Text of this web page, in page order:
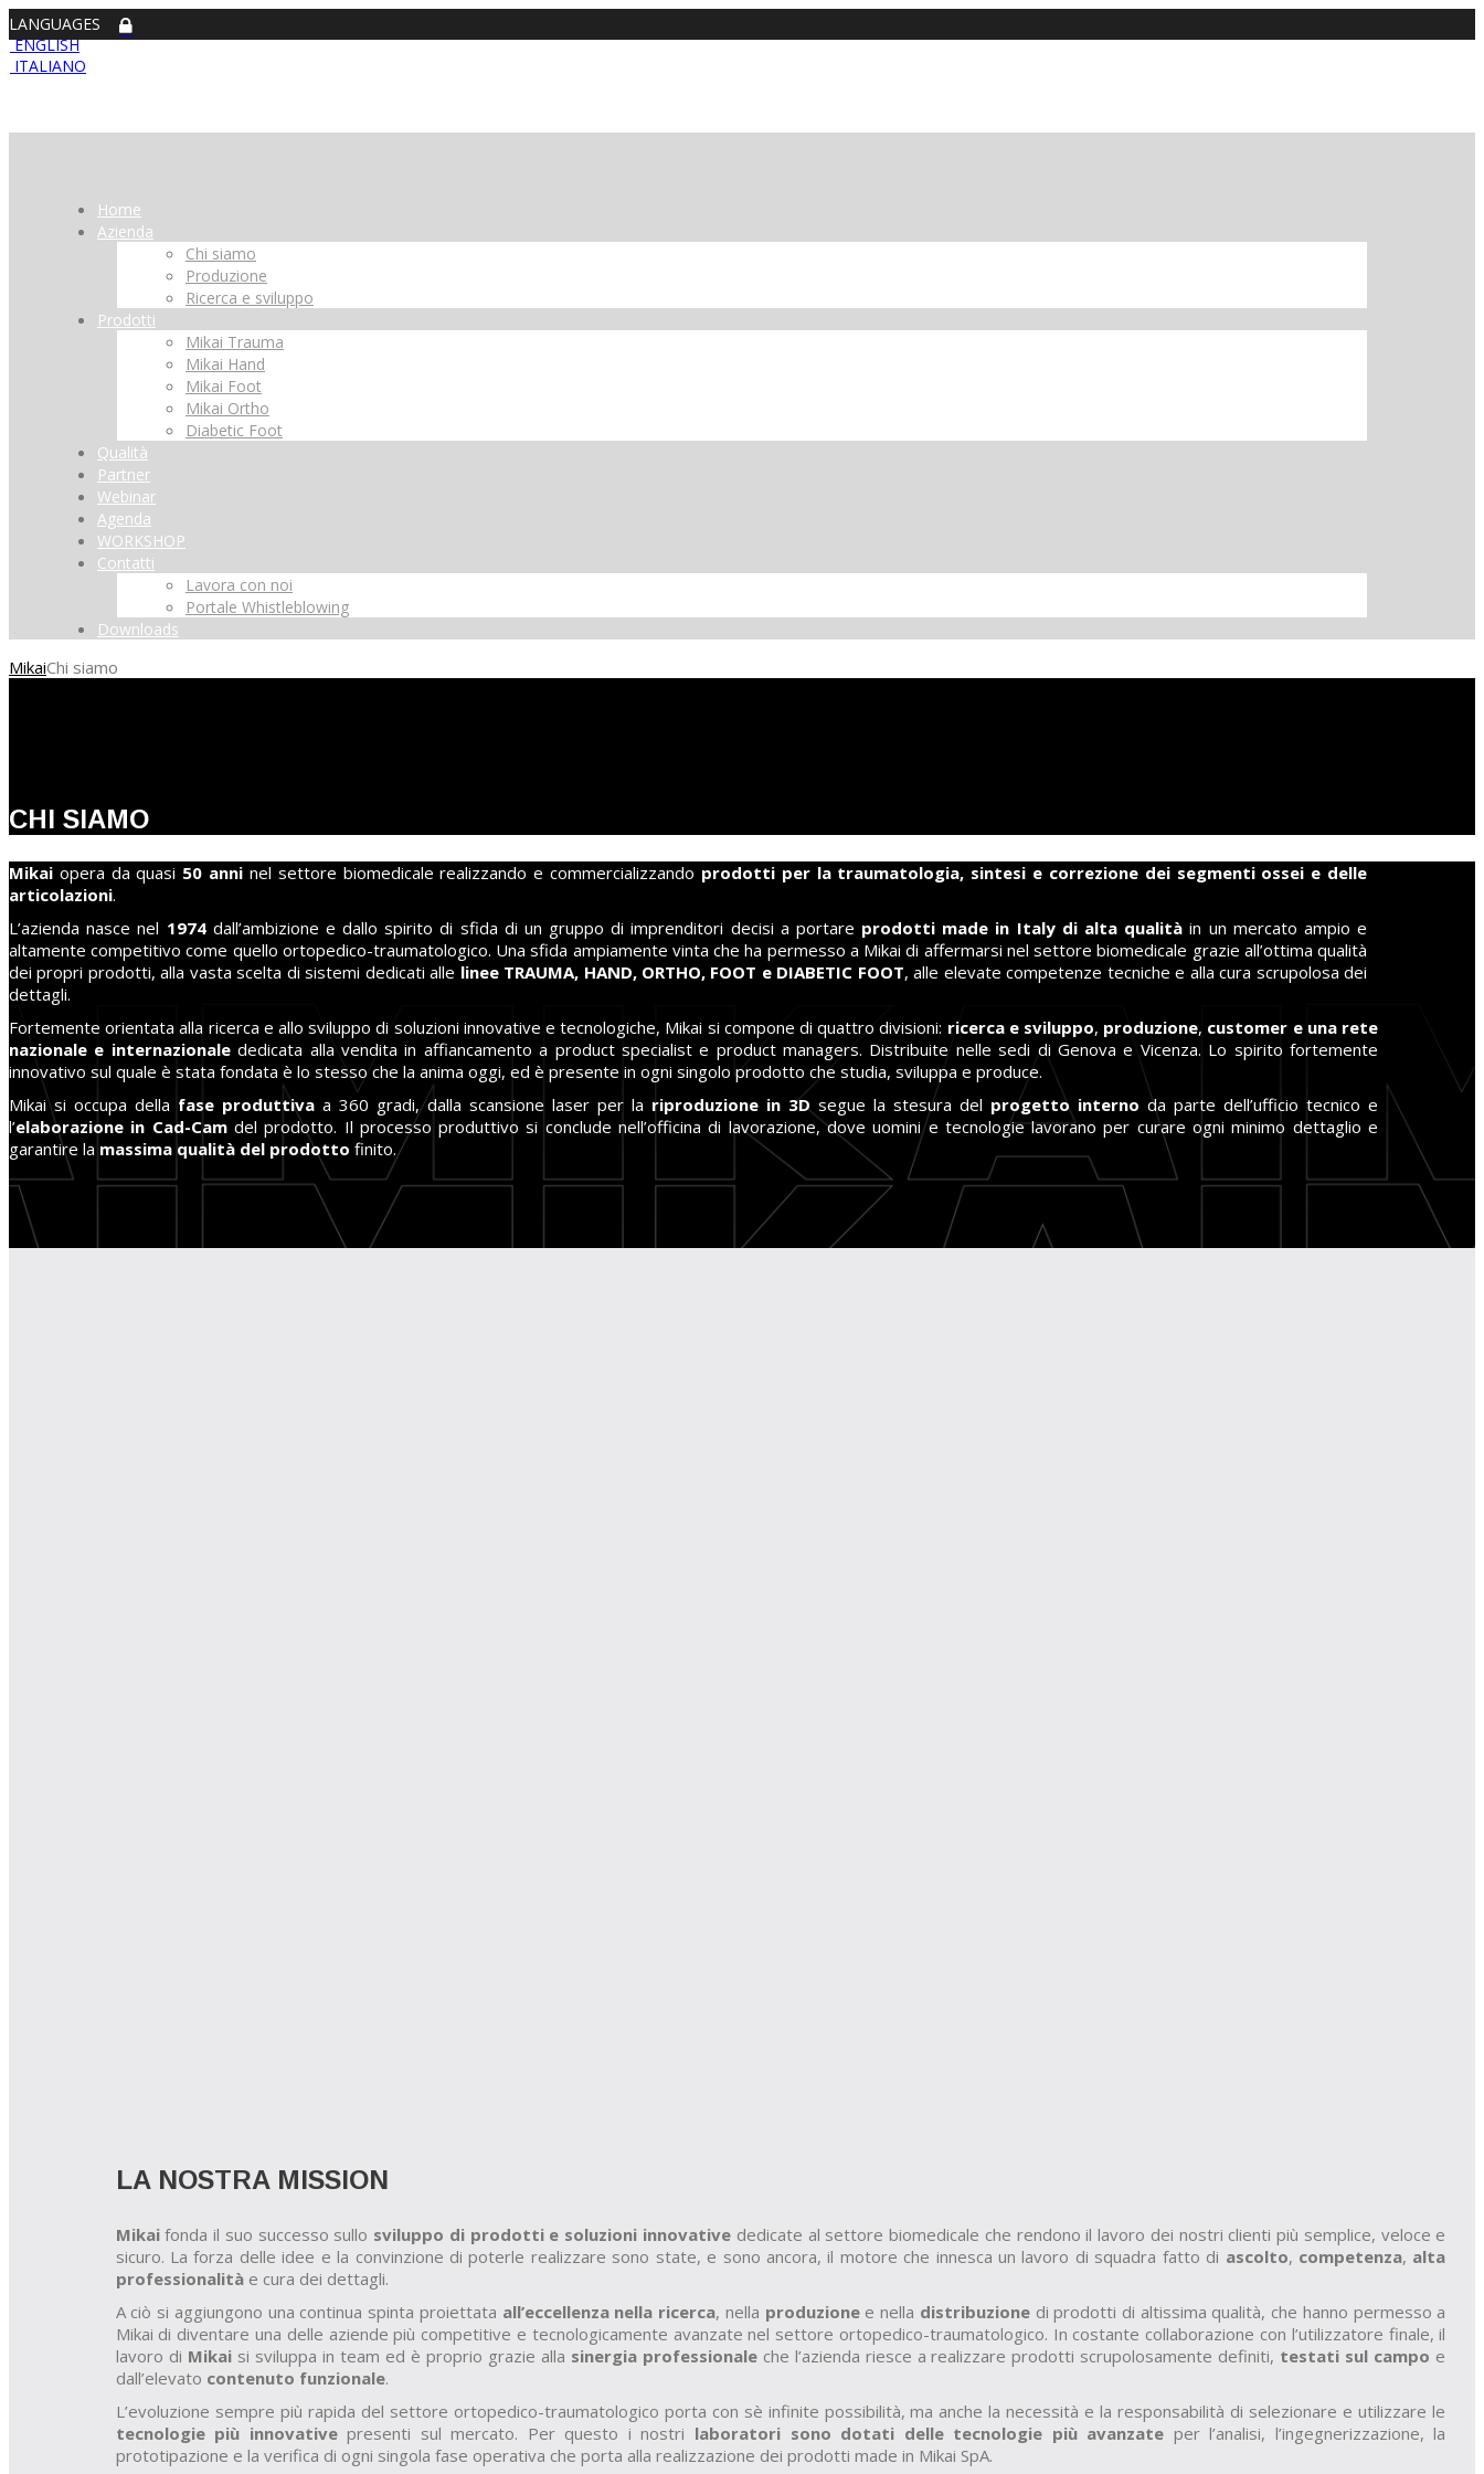
LANGUAGES
ENGLISH
ITALIANO
Home
Azienda
Chi siamo
Produzione
Ricerca e sviluppo
Prodotti
Mikai Trauma
Mikai Hand
Mikai Foot
Mikai Ortho
Diabetic Foot
Qualità
Partner
Webinar
Agenda
WORKSHOP
Contatti
Lavora con noi
Portale Whistleblowing
Downloads
MikaiChi siamo
CHI SIAMO
Mikai opera da quasi 50 anni nel settore biomedicale realizzando e commercializzando prodotti per la traumatologia, sintesi e correzione dei segmenti ossei e delle
articolazioni.
L’azienda nasce nel 1974dall’ambizione e dallo spirito di sfida di un gruppo di imprenditori decisi a portare prodotti made in Italy di alta qualità in un mercato ampio e
altamente competitivo come quello ortopedico-traumatologico. Una sfida ampiamente vinta che ha permesso a Mikai di affermarsi nel settore biomedicale grazie all’ottima qualità
dei propri prodotti, alla vasta scelta di sistemi dedicati alle linee TRAUMA, HAND, ORTHO, FOOT e DIABETIC FOOT, alle elevate competenze tecniche e alla cura scrupolosa dei
dettagli.
Fortemente orientata alla ricerca e allo sviluppo di soluzioni innovative e tecnologiche, Mikai si compone di quattro divisioni: ricerca e sviluppo, produzione, customer e una rete
nazionale e internazionalededicata alla vendita in affiancamento a product specialist e product managers. Distribuite nelle sedi di Genova e Vicenza. Lo spirito fortemente
innovativo sul quale è stata fondata è lo stesso che la anima oggi, ed è presente in ogni singolo prodotto che studia, sviluppa e produce.
Mikai si occupa della fase produttiva a 360 gradi, dalla scansione laser per la riproduzione in 3D segue la stesura del progetto interno da parte dell’ufficio tecnico e
l’elaborazione in Cad-Camdel prodotto. Il processo produttivo si conclude nell’officina di lavorazione, dove uomini e tecnologie lavorano per curare ogni minimo dettaglio e
garantire la massima qualità del prodotto finito.
LA NOSTRA MISSION
Mikaifonda il suo successo sullo sviluppo di prodotti e soluzioni innovative dedicate al settore biomedicale che rendono il lavoro dei nostri clienti più semplice, veloce e
sicuro. La forza delle idee e la convinzione di poterle realizzare sono state, e sono ancora, il motore che innesca un lavoro di squadra fatto di ascolto, competenza, alta
professionalitàe cura dei dettagli.
A ciò si aggiungono una continua spinta proiettata all’eccellenza nella ricerca, nella produzionee nella distribuzionedi prodotti di altissima qualità, che hanno permesso a
Mikai di diventare una delle aziende più competitive e tecnologicamente avanzate nel settore ortopedico-traumatologico. In costante collaborazione con l’utilizzatore finale, il
lavoro di Mikaisi sviluppa in team ed è proprio grazie alla sinergia professionaleche l’azienda riesce a realizzare prodotti scrupolosamente definiti, testati sul campo e
dall’elevato contenuto funzionale.
L’evoluzione sempre più rapida del settore ortopedico-traumatologico porta con sè infinite possibilità, ma anche la necessità e la responsabilità di selezionare e utilizzare le
tecnologie più innovativepresenti sul mercato. Per questo i nostri laboratori sono dotati delle tecnologie più avanzate per l’analisi, l’ingegnerizzazione, la
prototipazione e la verifica di ogni singola fase operativa che porta alla realizzazione dei prodotti made in Mikai SpA.